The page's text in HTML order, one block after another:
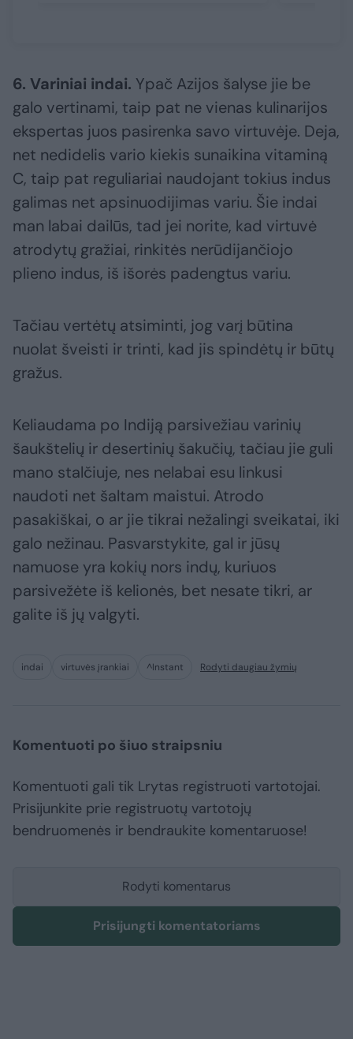
6. Variniai indai. Ypač Azijos šalyse jie be
galo vertinami, taip pat ne vienas kulinarijos
ekspertas juos pasirenka savo virtuvėje. Deja,
net nedidelis vario kiekis sunaikina vitaminą
C, taip pat reguliariai naudojant tokius indus
galimas net apsinuodijimas variu. Šie indai
man labai dailūs, tad jei norite, kad virtuvė
atrodytų gražiai, rinkitės nerūdijančiojo
plieno indus, iš išorės padengtus variu.
Tačiau vertėtų atsiminti, jog varį būtina
nuolat šveisti ir trinti, kad jis spindėtų ir būtų
gražus.
Keliaudama po Indiją parsivežiau varinių
šaukštelių ir desertinių šakučių, tačiau jie guli
mano stalčiuje, nes nelabai esu linkusi
naudoti net šaltam maistui. Atrodo
pasakiškai, o ar jie tikrai nežalingi sveikatai, iki
galo nežinau. Pasvarstykite, gal ir jūsų
namuose yra kokių nors indų, kuriuos
parsivežėte iš kelionės, bet nesate tikri, ar
galite iš jų valgyti.
indai virtuvės įrankiai ^Instant Rodyti daugiau žymių
Komentuoti po šiuo straipsniu
Komentuoti gali tik Lrytas registruoti vartotojai.
Prisijunkite prie registruotų vartotojų
bendruomenės ir bendraukite komentaruose!
Rodyti komentarus
Prisijungti komentatoriams